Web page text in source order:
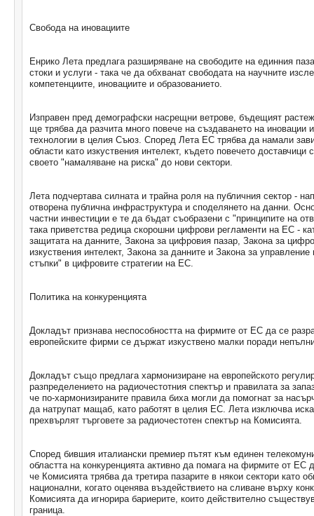
Свобода на иновациите
Енрико Лета предлага разширяване на свободите на единния
стоки и услуги - така че да обхванат свободата на научните
компетенциите, иновациите и образованието.
Изправен пред демографски насрещни ветрове, бъдещият
ще трябва да разчита много повече на създаването на иновации
технологии в целия Съюз. Според Лета ЕС трябва да намали
области като изкуствения интелект, където повечето
своето "намаляване на риска" до нови сектори.
Лета подчертава силната и трайна роля на публичния сектор -
отворена публична инфраструктура и споделянето на данни.
частни инвестиции е те да бъдат съобразени с "принципите на
така приветства редица скорошни цифрови регламенти на ЕС -
защитата на данните, Закона за цифровия пазар, Закона за
изкуствения интелект, Закона за данните и Закона за
стъпки" в цифровите стратегии на ЕС.
Политика на конкуренцията
Докладът признава неспособността на фирмите от ЕС да се
европейските фирми се държат изкуствено малки поради
Докладът също предлага хармонизиране на европейското
разпределението на радиочестотния спектър и правилата за
че по-хармонизираните правила биха могли да помогнат за
да натрупат мащаб, като работят в целия ЕС. Лета изключва
прехвърлят търговете за радиочестотен спектър на Комисията.
Според бившия италиански премиер пътят към единен
областта на конкуренцията активно да помага на фирмите от ЕС
че Комисията трябва да третира пазарите в някои сектори като
национални, когато оценява въздействието на сливане върху
Комисията да игнорира бариерите, които действително
граница.